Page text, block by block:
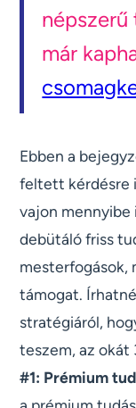
már
Ebben a
feltett kérdésre
vajon mennyibe
debütáló friss
mesterfogások,
támogat.
stratégiáról,
teszem, az
#1: Prémium